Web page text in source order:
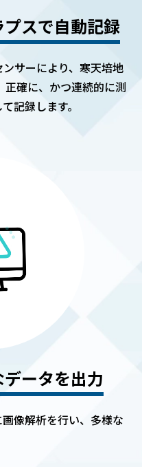
スで自動記録
サーにより、寒天培地
正確に、かつ連続的に測
記録します。
ータを出力
像解析を行い、多様な